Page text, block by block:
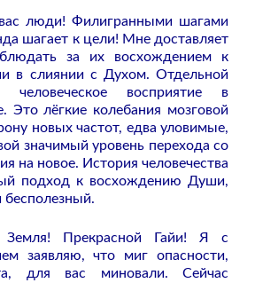
люди! Филигранными шагами
шагает к цели! Мне доставляет
за их восхождением к
в слиянии с Духом. Отдельной
человеческое восприятие в
Это лёгкие колебания мозговой
новых частот, едва уловимые,
значимый уровень перехода со
на новое. История человечества
подход к восхождению Души,
бесполезный.
Прекрасной Гайи! Я с
заявляю, что миг опасности,
для вас миновали. Сейчас